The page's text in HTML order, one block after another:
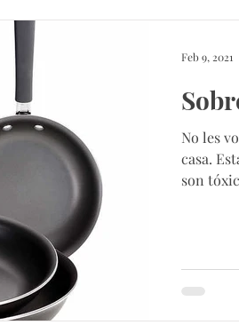
No les
casa.
son
Feb 9, 2021